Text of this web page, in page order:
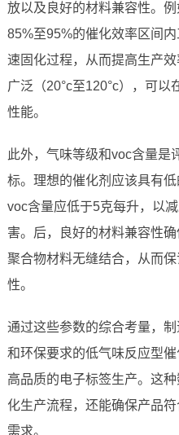
放以及良好的材料兼容性。
85%至95%的催化效率区间
速固化过程，从而提高生产
广泛（20°c至120°c），可
性能。
此外，气味等级和voc含量是
标。理想的催化剂应该具有
voc含量应低于5克每升，以
害。后，良好的材料兼容性
聚合物材料无缝结合，从而
性。
通过这些参数的综合考量，
和环保要求的低气味反应型
高品质的电子标签生产。这
化生产流程，还能确保产品
需求。